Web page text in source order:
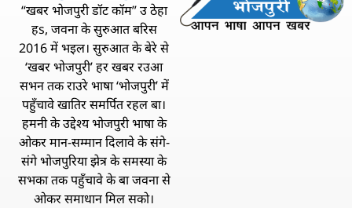
“खबर भोजपुरी डॉट कॉम” उ ठेहा
हs, जवना के सुरुआत बरिस
2016 में भइल। सुरुआत के बेरे से
‘खबर भोजपुरी’ हर खबर रउआ
सभन तक राउरे भाषा ‘भोजपुरी’ में
पहुँचावे खातिर समर्पित रहल बा।
हमनी के उद्देश्य भोजपुरी भाषा के
ओकर मान-सम्मान दिलावे के संगे-
संगे भोजपुरिया झेत्र के समस्या के
सभका तक पहुँचावे के बा जवना से
ओकर समाधान मिल सको।